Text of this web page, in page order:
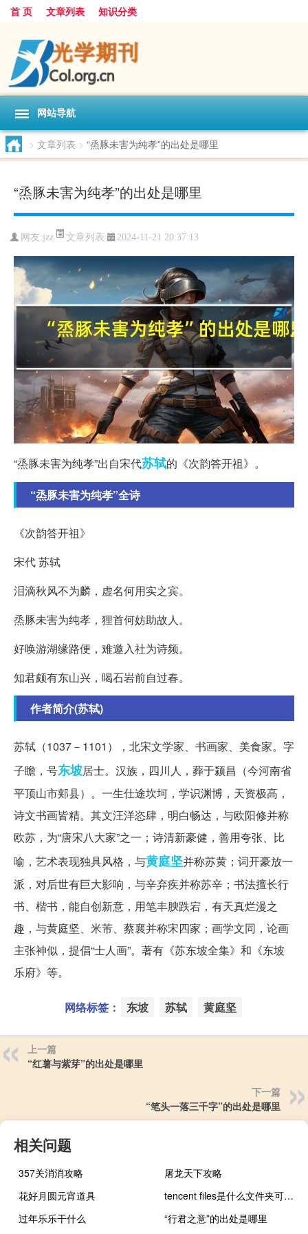
首 页 文章列表 知识分类
网站导航
> 文章列表 > “烝豚未害为纯孝”的出处是哪里
“烝豚未害为纯孝”的出处是哪里
网友:jzz 文章列表 2024-11-21 20:37:13
“烝豚未害为纯孝”出自宋代苏轼的《次韵答开祖》。
“烝豚未害为纯孝”全诗
《次韵答开祖》
宋代 苏轼
泪滴秋风不为麟，虚名何用实之宾。
烝豚未害为纯孝，狸首何妨助故人。
好唤游湖缘路便，难邀入社为诗频。
知君颇有东山兴，喝石岩前自过春。
作者简介(苏轼)
苏轼（1037－1101），北宋文学家、书画家、美食家。字
子瞻，号东坡居士。汉族，四川人，葬于颍昌（今河南省
平顶山市郏县）。一生仕途坎坷，学识渊博，天资极高，
诗文书画皆精。其文汪洋恣肆，明白畅达，与欧阳修并称
欧苏，为“唐宋八大家”之一；诗清新豪健，善用夸张、比
喻，艺术表现独具风格，与黄庭坚并称苏黄；词开豪放一
派，对后世有巨大影响，与辛弃疾并称苏辛；书法擅长行
书、楷书，能自创新意，用笔丰腴跌宕，有天真烂漫之
趣，与黄庭坚、米芾、蔡襄并称宋四家；画学文同，论画
主张神似，提倡“士人画”。著有《苏东坡全集》和《东坡
乐府》等。
网络标签： 东坡 苏轼 黄庭坚
上一篇
“红薯与紫芽”的出处是哪里
下一篇
“笔头一落三千字”的出处是哪里
相关问题
357关消消攻略
屠龙天下攻略
花好月圆元宵道具
tencent files是什么文件夹可以删除吗（tencent files是什么文件夹可以删除）
过年乐乐干什么
“行君之意”的出处是哪里